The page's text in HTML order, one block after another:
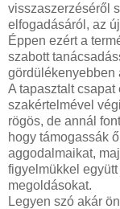
visszaszerzéséről
elfogadásáról, az
Éppen ezért a
szabott
gördülékenyebben
A tapasztalt
szakértelmével
rögös, de annál
hogy támogassák
aggodalmaikat,
figyelmükkel
megoldásokat.
Legyen szó akár